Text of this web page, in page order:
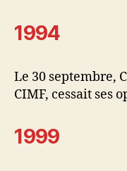
1994
Le 30 septembre,
CIMF, cessait ses
1999